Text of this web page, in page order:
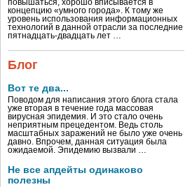
повышаться, хорошо вписывается в
концепцию «умного города». К тому же
уровень использования информационных
технологий в данной отрасли за последние
пятнадцать-двадцать лет …
Блог
Вот те два...
Поводом для написания этого блога стала
уже вторая в течение года массовая
вирусная эпидемия. И это стало очень
неприятным прецедентом. Ведь столь
масштабных заражений не было уже очень
давно. Впрочем, данная ситуация была
ожидаемой. Эпидемию вызвали …
Не все апдейты одинаково
полезны